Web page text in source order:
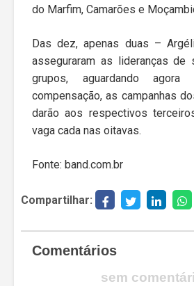
do Marfim, Camarões e
Das dez, apenas duas –
asseguraram as lideranças de
grupos, aguardando
compensação, as campanhas
darão aos respectivos
vaga cada nas oitavas.
Fonte: band.com.br
Compartilhar:
Comentários
sem